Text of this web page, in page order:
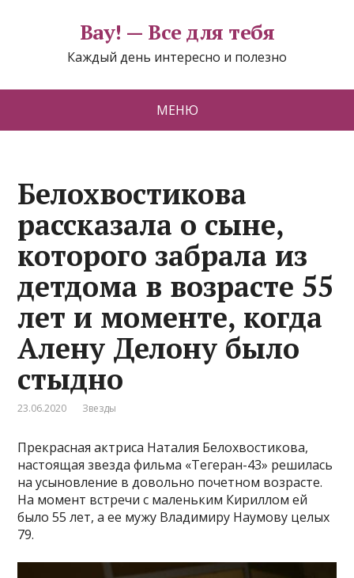
Вау! — Все для тебя
Каждый день интересно и полезно
МЕНЮ
Белохвостикова
рассказала о сыне,
которого забрала из
детдома в возрасте 55
лет и моменте, когда
Алену Делону было
стыдно
23.06.2020 Звезды
Прекрасная актриса Наталия Белохвостикова,
настоящая звезда фильма «Тегеран-43» решилась
на усыновление в довольно почетном возрасте.
На момент встречи с маленьким Кириллом ей
было 55 лет, а ее мужу Владимиру Наумову целых
79.